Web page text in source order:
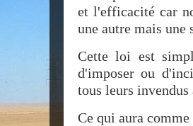
et l'efficacité car
une autre mais une
Cette loi est
d'imposer ou
tous leurs
Ce qui aura